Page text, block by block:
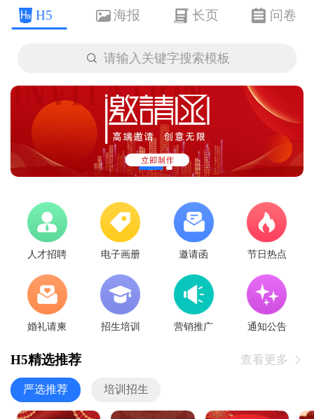
H5 海报 长页 问卷
 请输入关键字搜索模板
人才招聘 电子画册 邀请函 节日热点
婚礼请柬 招生培训 营销推广 通知公告
H5精选推荐 查看更多 
严选推荐 培训招生